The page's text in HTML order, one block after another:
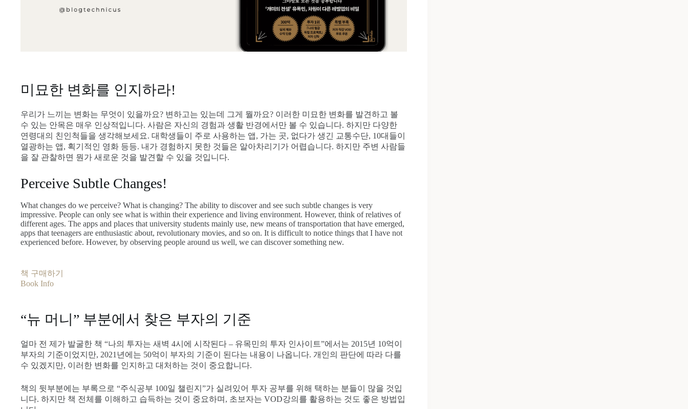
미묘한 변화를 인지하라!
우리가 느끼는 변화는 무엇이 있을까요? 변하고는 있는데 그게 뭘까요? 이러한 미묘한 변화를 발견하고 볼
수 있는 안목은 매우 인상적입니다. 사람은 자신의 경험과 생활 반경에서만 볼 수 있습니다. 하지만 다양한
연령대의 친인척들을 생각해보세요. 대학생들이 주로 사용하는 앱, 가는 곳, 없다가 생긴 교통수단, 10대들이
열광하는 앱, 획기적인 영화 등등. 내가 경험하지 못한 것들은 알아차리기가 어렵습니다. 하지만 주변 사람들
을 잘 관찰하면 뭔가 새로운 것을 발견할 수 있을 것입니다.
Perceive Subtle Changes!
What changes do we perceive? What is changing? The ability to discover and see such subtle changes is very
impressive. People can only see what is within their experience and living environment. However, think of relatives of
different ages. The apps and places that university students mainly use, new means of transportation that have emerged,
apps that teenagers are enthusiastic about, revolutionary movies, and so on. It is difficult to notice things that I have not
experienced before. However, by observing people around us well, we can discover something new.
책 구매하기
Book Info
“뉴 머니” 부분에서 찾은 부자의 기준
얼마 전 제가 발굴한 책 “나의 투자는 새벽 4시에 시작된다 – 유목민의 투자 인사이트”에서는 2015년 10억이
부자의 기준이었지만, 2021년에는 50억이 부자의 기준이 된다는 내용이 나옵니다. 개인의 판단에 따라 다를
수 있겠지만, 이러한 변화를 인지하고 대처하는 것이 중요합니다.
책의 뒷부분에는 부록으로 “주식공부 100일 챌린지”가 실려있어 투자 공부를 위해 택하는 분들이 많을 것입
니다. 하지만 책 전체를 이해하고 습득하는 것이 중요하며, 초보자는 VOD강의를 활용하는 것도 좋은 방법입